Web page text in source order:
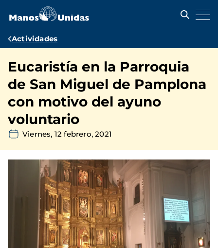
contenido
Ruta
navegación
Actividades
Eucaristía en la Parroquia
de San Miguel de Pamplona
con motivo del ayuno
voluntario
Viernes, 12 febrero, 2021